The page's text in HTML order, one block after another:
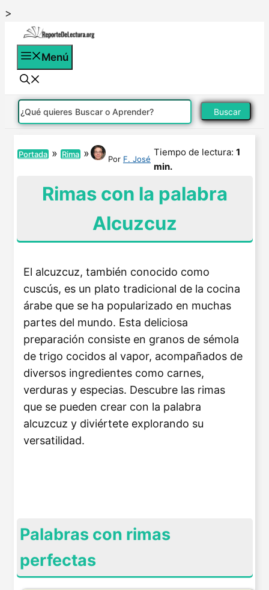
>
contenido
Menú
Buscar
Portada » Rima » Por F. José
Tiempo de lectura: 1
min.
Rimas con la palabra
Alcuzcuz
El alcuzcuz, también conocido como
cuscús, es un plato tradicional de la cocina
árabe que se ha popularizado en muchas
partes del mundo. Esta deliciosa
preparación consiste en granos de sémola
de trigo cocidos al vapor, acompañados de
diversos ingredientes como carnes,
verduras y especias. Descubre las rimas
que se pueden crear con la palabra
alcuzcuz y diviértete explorando su
versatilidad.
Palabras con rimas
perfectas